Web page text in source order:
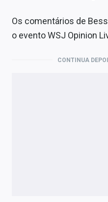
Os comentários de
o evento WSJ Opinion
CONTINUA